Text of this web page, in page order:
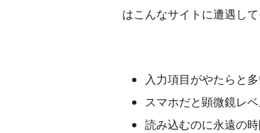
はこんなサイトに遭遇し
入力項目がやたらと
スマホだと顕微鏡レ
読み込むのに永遠の